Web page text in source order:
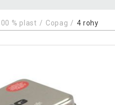
% plast Copag 4 rohy